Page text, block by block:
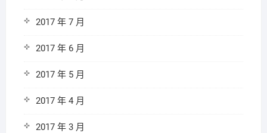
2017 年 7 月
2017 年 6 月
2017 年 5 月
2017 年 4 月
2017 年 3 月